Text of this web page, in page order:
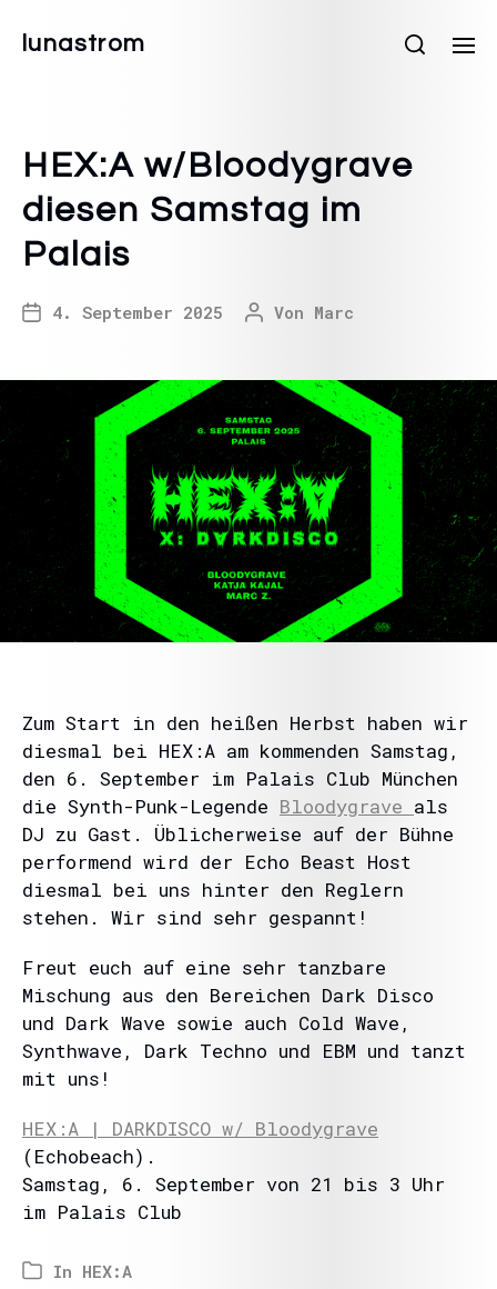
lunastrom
HEX:A w/Bloodygrave
diesen Samstag im
Palais
4. September 2025 Von Marc
Zum Start in den heißen Herbst haben wir
diesmal bei HEX:A am kommenden Samstag,
den 6. September im Palais Club München
die Synth-Punk-Legende Bloodygrave als
DJ zu Gast. Üblicherweise auf der Bühne
performend wird der Echo Beast Host
diesmal bei uns hinter den Reglern
stehen. Wir sind sehr gespannt!
Freut euch auf eine sehr tanzbare
Mischung aus den Bereichen Dark Disco
und Dark Wave sowie auch Cold Wave,
Synthwave, Dark Techno und EBM und tanzt
mit uns!
HEX:A | DARKDISCO w/ Bloodygrave
(Echobeach).
Samstag, 6. September von 21 bis 3 Uhr
im Palais Club
In HEX:A